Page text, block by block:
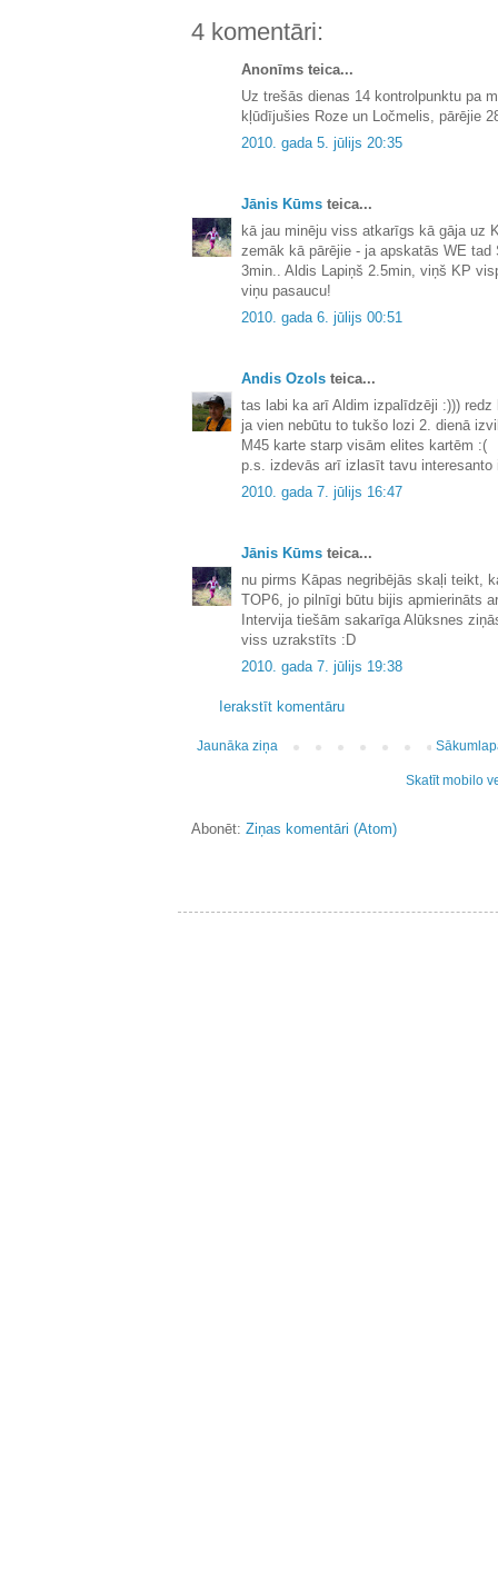
4 komentāri:
Anonīms teica...
Uz trešās dienas 14 kontrolpunktu pa
kļūdījušies Roze un Ločmelis, pārējie
2010. gada 5. jūlijs 20:35
Jānis Kūms teica...
kā jau minēju viss atkarīgs kā gāja uz
zemāk kā pārējie - ja apskatās WE
3min.. Aldis Lapiņš 2.5min, viņš KP
viņu pasaucu!
2010. gada 6. jūlijs 00:51
Andis Ozols teica...
tas labi ka arī Aldim izpalīdzēji :)))
ja vien nebūtu to tukšo lozi 2. dienā
M45 karte starp visām elites kartēm :(
p.s. izdevās arī izlasīt tavu interesanto
2010. gada 7. jūlijs 16:47
Jānis Kūms teica...
nu pirms Kāpas negribējās skaļi teikt,
TOP6, jo pilnīgi būtu bijis apmierināts
Intervija tiešām sakarīga Alūksnes
viss uzrakstīts :D
2010. gada 7. jūlijs 19:38
Ierakstīt komentāru
Jaunāka ziņa
Skatīt mobilo
Abonēt: Ziņas komentāri (Atom)